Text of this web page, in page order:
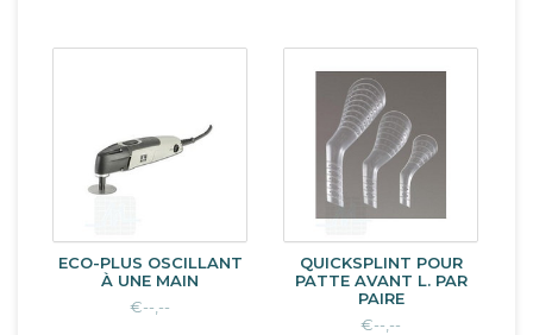
ECO-PLUS OSCILLANT
À UNE MAIN
€--,--
QUICKSPLINT POUR
PATTE AVANT L. PAR
PAIRE
€--,--